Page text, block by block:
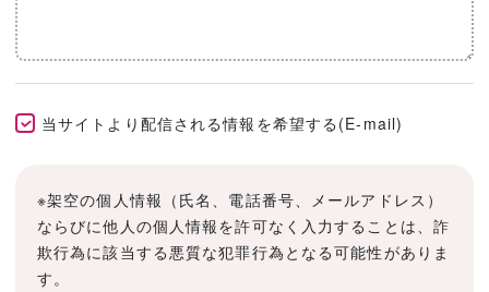
当サイトより配信される情報を希望する(E-mail)
※架空の個人情報（氏名、電話番号、メールアドレス）
ならびに他人の個人情報を許可なく入力することは、詐
欺行為に該当する悪質な犯罪行為となる可能性がありま
す。